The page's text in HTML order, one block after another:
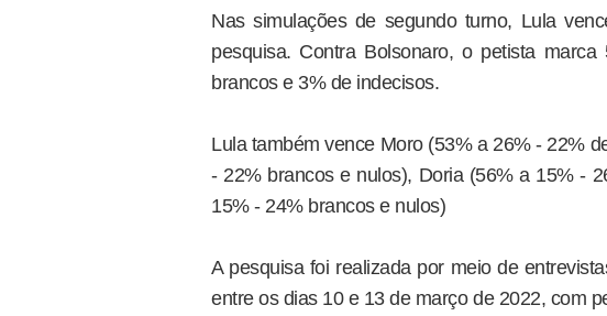
Nas simulações de segundo turno, Lula
pesquisa. Contra Bolsonaro, o petista
brancos e 3% de indecisos.
Lula também vence Moro (53% a 26% - 22%
- 22% brancos e nulos), Doria (56% a 15% -
15% - 24% brancos e nulos)
A pesquisa foi realizada por meio de
entre os dias 10 e 13 de março de 2022, com